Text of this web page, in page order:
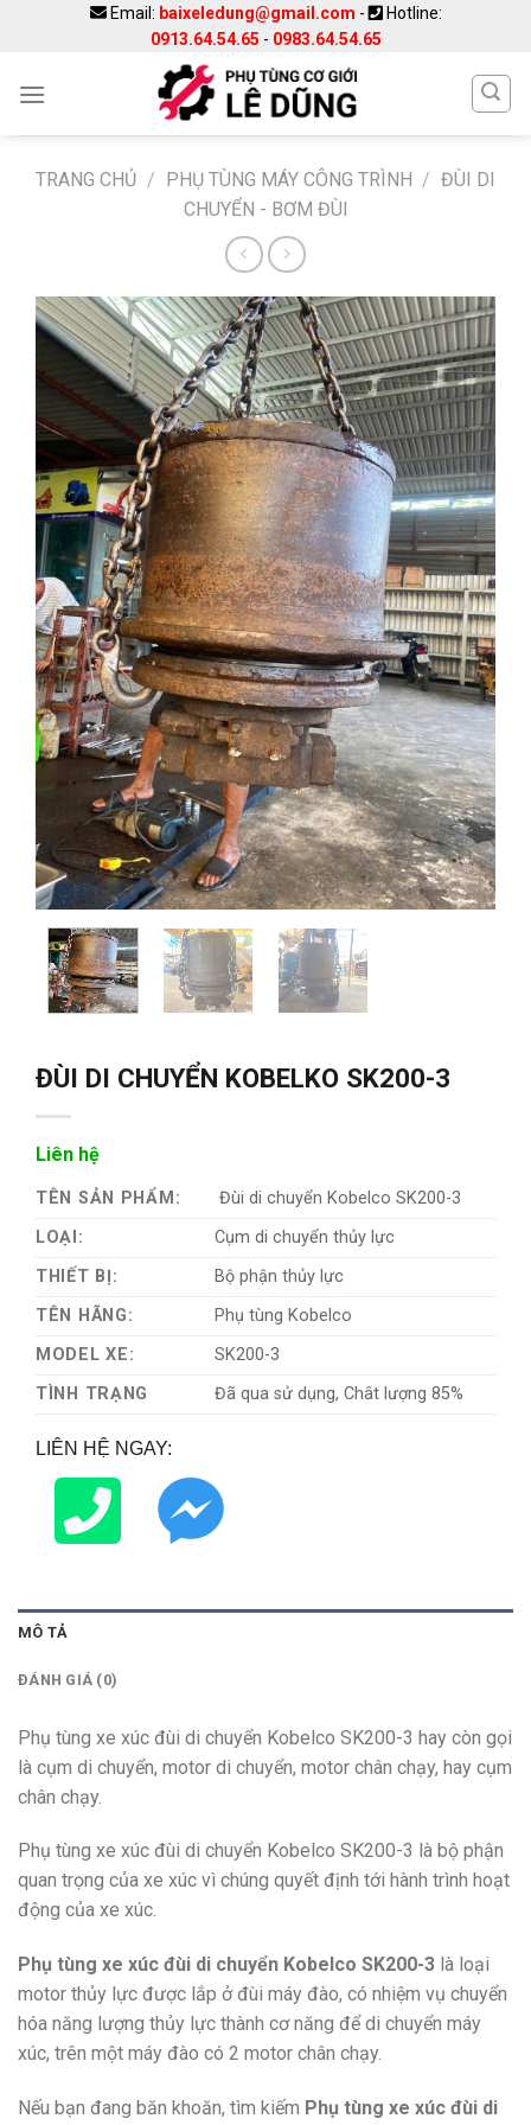
Email: baixeledung@gmail.com -
Hotline:
0913.64.54.65 - 0983.64.54.65
TRANG CHỦ / PHỤ TÙNG MÁY CÔNG TRÌNH / ĐÙI DI
CHUYỂN - BƠM ĐÙI
ĐÙI DI CHUYỂN KOBELKO SK200-3
Liên hệ
TÊN SẢN PHẨM:
Đùi di chuyển Kobelco SK200-3
LOẠI:
Cụm di chuyển thủy lực
THIẾT BỊ:
Bộ phận thủy lực
TÊN HÃNG:
Phụ tùng Kobelco
MODEL XE:
SK200-3
TÌNH TRẠNG
Đã qua sử dụng, Chât lượng 85%
LIÊN HỆ NGAY:
MÔ TẢ
ĐÁNH GIÁ (0)
Phụ tùng xe xúc đùi di chuyển Kobelco SK200-3 hay còn gọi
là cụm di chuyển, motor di chuyển, motor chân chạy, hay cụm
chân chạy.
Phụ tùng xe xúc đùi di chuyển Kobelco SK200-3 là bộ phận
quan trọng của xe xúc vì chúng quyết định tới hành trình hoạt
động của xe xúc.
Phụ tùng xe xúc đùi di chuyển Kobelco SK200-3 là loại
motor thủy lực được lắp ở đùi máy đào, có nhiệm vụ chuyển
hóa năng lượng thủy lực thành cơ năng để di chuyển máy
xúc, trên một máy đào có 2 motor chân chạy.
Nếu bạn đang băn khoăn, tìm kiếm Phụ tùng xe xúc đùi di